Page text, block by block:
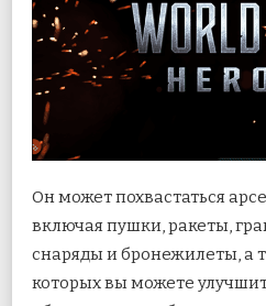
Он может похвастаться
включая пушки, ракеты,
снаряды и бронежилеты, а
которых вы можете